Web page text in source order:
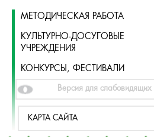
МЕТОДИЧЕСКАЯ РАБОТА
КУЛЬТУРНО-ДОСУГОВЫЕ
УЧРЕЖДЕНИЯ
КОНКУРСЫ, ФЕСТИВАЛИ
Версия для слабовидящих
КАРТА САЙТА